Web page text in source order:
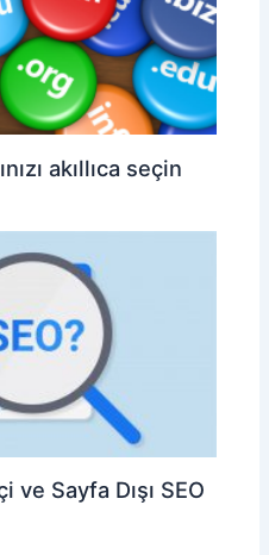
akıllıca seçin
ve Sayfa Dışı SEO